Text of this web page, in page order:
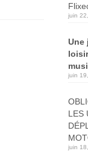
juin
Une
juin
LES
juin